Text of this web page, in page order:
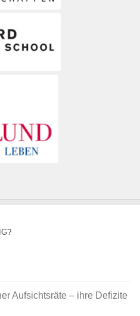
Aufsichtsräte – ihre Defizite